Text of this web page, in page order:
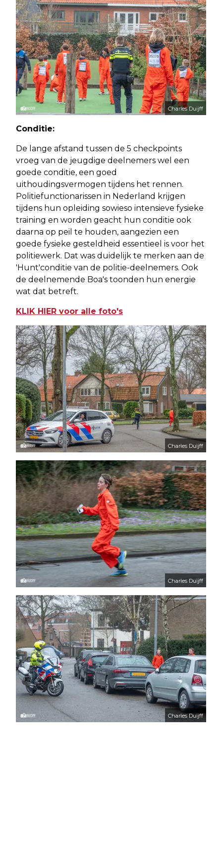
Charles Duijff
Conditie:
De lange afstand tussen de 5 checkpoints
vroeg van de jeugdige deelnemers wel een
goede conditie, een goed
uithoudingsvermogen tijdens het rennen.
Politiefunctionarissen in Nederland krijgen
tijdens hun opleiding sowieso intensieve fysieke
training en worden geacht hun conditie ook
daarna op peil te houden, aangezien een
goede fysieke gesteldheid essentieel is voor het
politiewerk. Dat was duidelijk te merken aan de
'Hunt'conditie van de politie-deelnemers. Ook
de deelnemende Boa's toonden hun energie
wat dat betreft.
KLIK HIER voor alle foto's
Charles Duijff
Charles Duijff
Charles Duijff